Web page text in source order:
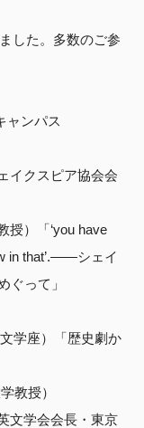
した。多数のご参
ャンパス
クスピア協会会
）「‘you have
in that’.――シェイ
ぐって」
座）「歴史劇か
授）
学会会長・東京